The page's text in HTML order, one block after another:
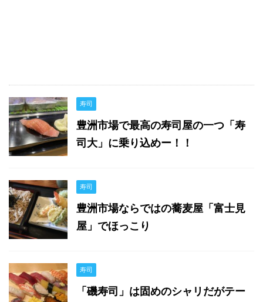
寿司
豊洲市場で最高の寿司屋の一つ「寿
司大」に乗り込めー！！
寿司
豊洲市場ならではの蕎麦屋「富士見
屋」でほっこり
寿司
「磯寿司」は固めのシャリだがテー